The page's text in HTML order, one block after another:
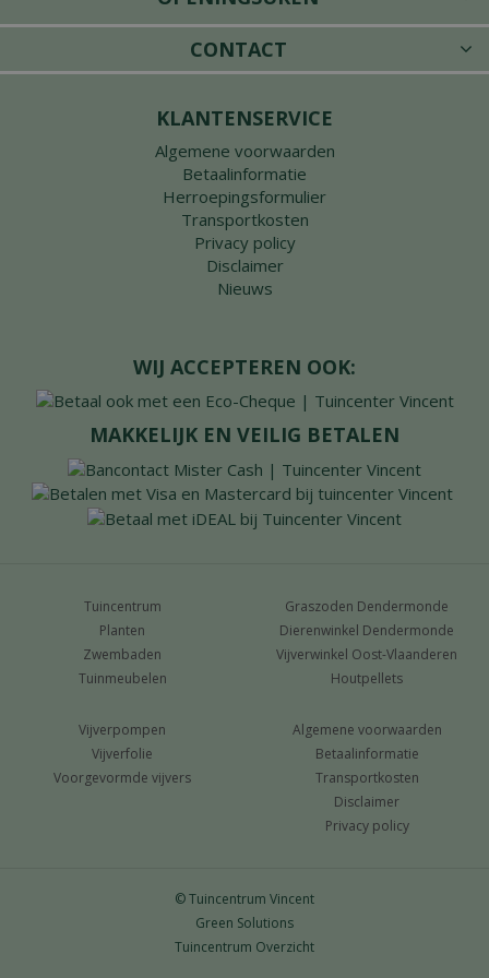
CONTACT
KLANTENSERVICE
Algemene voorwaarden
Betaalinformatie
Herroepingsformulier
Transportkosten
Privacy policy
Disclaimer
Nieuws
WIJ ACCEPTEREN OOK:
MAKKELIJK EN VEILIG BETALEN
Tuincentrum
Planten
Zwembaden
Tuinmeubelen
Graszoden Dendermonde
Dierenwinkel Dendermonde
Vijverwinkel Oost-Vlaanderen
Houtpellets
Vijverpompen
Vijverfolie
Voorgevormde vijvers
Algemene voorwaarden
Betaalinformatie
Transportkosten
Disclaimer
Privacy policy
© Tuincentrum Vincent
Green Solutions
Tuincentrum Overzicht